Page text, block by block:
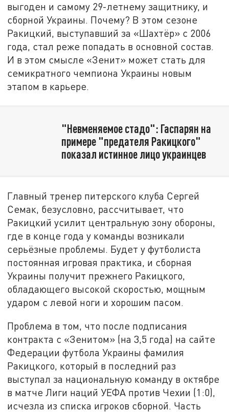
выгоден и самому 29-летнему защитнику, и
сборной Украины. Почему? В этом сезоне
Ракицкий, выступавший за «Шахтёр» с 2006
года, стал реже попадать в основной состав.
И в этом смысле «Зенит» может стать для
семикратного чемпиона Украины новым
этапом в карьере.
"Невменяемое стадо": Гаспарян на
примере "предателя Ракицкого"
показал истинное лицо украинцев
Главный тренер питерского клуба Сергей
Семак, безусловно, рассчитывает, что
Ракицкий усилит центральную зону обороны,
где в конце года у команды возникали
серьёзные проблемы. Будет у футболиста
постоянная игровая практика, и сборная
Украины получит прежнего Ракицкого,
обладающего высокой скоростью, мощным
ударом с левой ноги и хорошим пасом.
Проблема в том, что после подписания
контракта с «Зенитом» (на 3,5 года) на сайте
Федерации футбола Украины фамилия
Ракицкого, который в последний раз
выступал за национальную команду в октябре
в матче Лиги наций УЕФА против Чехии (1:0),
исчезла из списка игроков сборной. Часть